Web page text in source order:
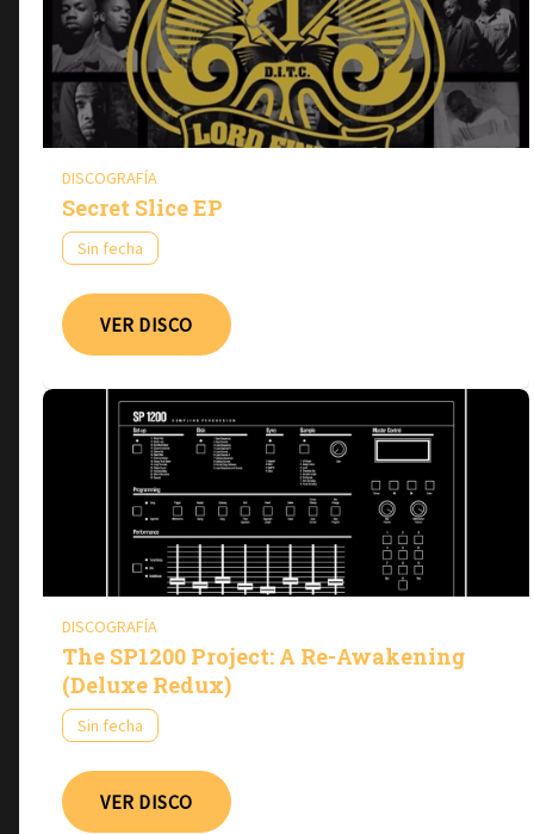
DISCOGRAFÍA
Secret Slice EP
Sin fecha
VER DISCO
DISCOGRAFÍA
The SP1200 Project: A Re-Awakening
(Deluxe Redux)
Sin fecha
VER DISCO